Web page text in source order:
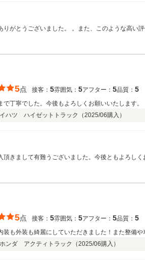
りがとうございました。 。また、このような高い
5点 接客： 5雰囲気： 5アフター： 5品質： 5
で丁寧でした。今後もよろしくお願いいたします。
ハツ ハイゼットトラック（2025/06購入）
頂きまして有難うございました。今後ともよろしく
5点 接客： 5雰囲気： 5アフター： 5品質： 5
装も外装も綺麗にしていただきました！また整備や
ホンダ アクティトラック（2025/06購入）